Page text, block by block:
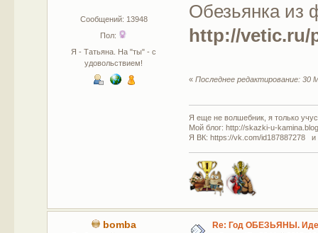
Сообщений: 13948
Пол:
Я - Татьяна. На "ты" - с
удовольствием!
Обезьянка из
http://vetic.ru/
«Последнее редактирование: 30
Я еще не волшебник, я только
Мой блог: http://skazki-u-
Я ВК: https://vk.com/id187887278 и
bomba Re: Год ОБЕЗЬЯНЫ.